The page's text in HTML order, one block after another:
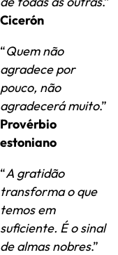
Cicerón
“Quem não
agradece por
pouco, não
agradecerá muito.”
Provérbio
estoniano
“A gratidão
transforma o que
temos em
suficiente. É o sinal
de almas nobres.”